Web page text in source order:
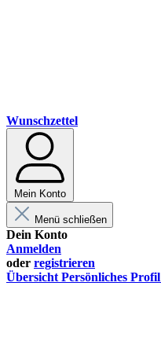
Wunschzettel
Mein Konto
Menü schließen
Dein Konto
Anmelden
oder registrieren
Übersicht Persönliches Profil